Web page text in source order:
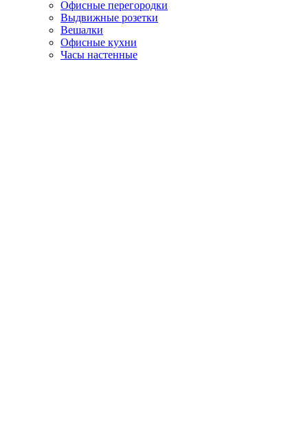
Офисные перегородки
Выдвижные розетки
Вешалки
Офисные кухни
Часы настенные